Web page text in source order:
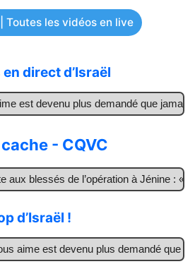
Toutes les vidéos en live
direct d’Israël
est devenu plus demandé que jamais
- CQVC
blessés de l’opération à Jénine : «
d’Israël !
est devenu plus demandé que